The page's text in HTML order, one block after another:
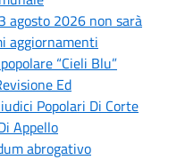
agosto 2026 non sarà
aggiornamenti
“Cieli Blu”
Ed
Popolari Di Corte
Appello
abrogativo